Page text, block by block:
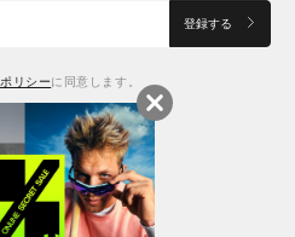
登録する
リシーに同意します。